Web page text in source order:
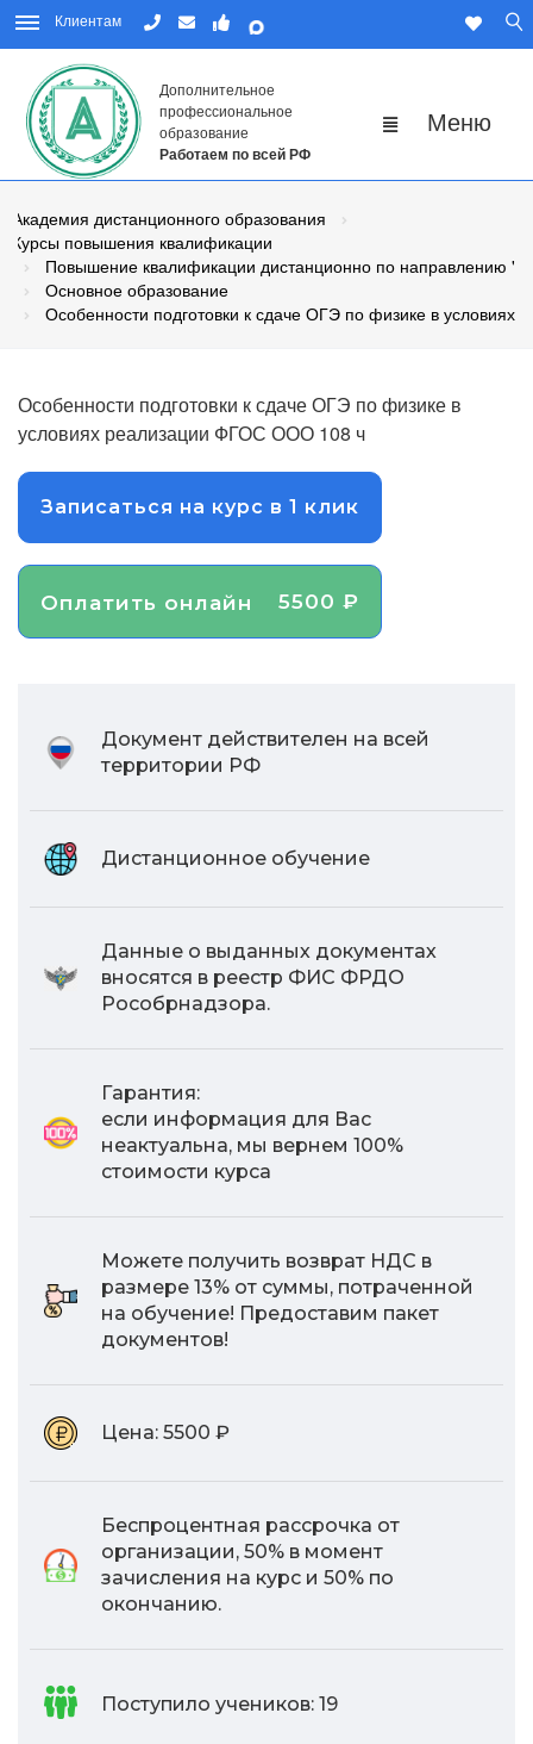
Клиентам
Дополнительное
профессиональное
образование
Работаем по всей РФ
Академия дистанционного образования
Курсы повышения квалификации
Повышение квалификации дистанционно по направлению
Основное образование
Особенности подготовки к сдаче ОГЭ по физике в
Особенности подготовки к сдаче ОГЭ по физике в
условиях реализации ФГОС ООО 108 ч
Записаться на курс в 1 клик
Оплатить онлайн 5500 ₽
Документ действителен на всей
территории РФ
Дистанционное обучение
Данные о выданных документах
вносятся в реестр ФИС ФРДО
Рособрнадзора.
Гарантия:
если информация для Вас
неактуальна, мы вернем 100%
стоимости курса
Можете получить возврат НДС в
размере 13% от суммы, потраченной
на обучение! Предоставим пакет
документов!
Цена: 5500 ₽
Беспроцентная рассрочка от
организации, 50% в момент
зачисления на курс и 50% по
окончанию.
Поступило учеников: 19